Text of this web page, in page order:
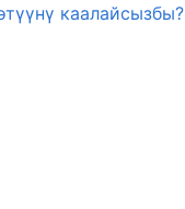
каалайсызбы?